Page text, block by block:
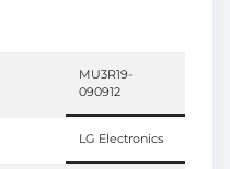
MU3R19-
090912
LG Electronics